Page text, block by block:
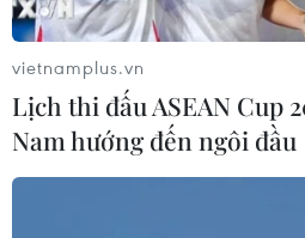
vietnamplus.vn
Lịch thi đấu ASEAN Cup
Nam hướng đến ngôi đầu